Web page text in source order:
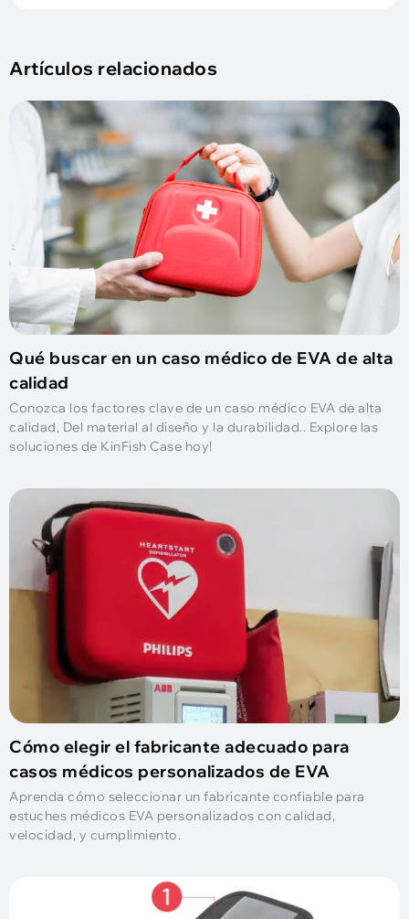
Artículos relacionados
Qué buscar en un caso médico de EVA de alta
calidad
Conozca los factores clave de un caso médico EVA de alta
calidad, Del material al diseño y la durabilidad.. Explore las
soluciones de KinFish Case hoy!
Cómo elegir el fabricante adecuado para
casos médicos personalizados de EVA
Aprenda cómo seleccionar un fabricante confiable para
estuches médicos EVA personalizados con calidad,
velocidad, y cumplimiento.